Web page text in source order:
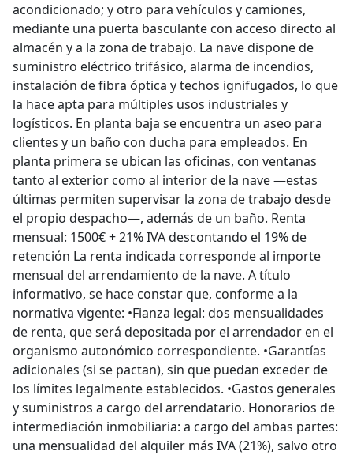
acondicionado; y otro para vehículos y camiones,
mediante una puerta basculante con acceso directo al
almacén y a la zona de trabajo. La nave dispone de
suministro eléctrico trifásico, alarma de incendios,
instalación de fibra óptica y techos ignifugados, lo que
la hace apta para múltiples usos industriales y
logísticos. En planta baja se encuentra un aseo para
clientes y un baño con ducha para empleados. En
planta primera se ubican las oficinas, con ventanas
tanto al exterior como al interior de la nave —estas
últimas permiten supervisar la zona de trabajo desde
el propio despacho—, además de un baño. Renta
mensual: 1500€ + 21% IVA descontando el 19% de
retención La renta indicada corresponde al importe
mensual del arrendamiento de la nave. A título
informativo, se hace constar que, conforme a la
normativa vigente: •Fianza legal: dos mensualidades
de renta, que será depositada por el arrendador en el
organismo autonómico correspondiente. •Garantías
adicionales (si se pactan), sin que puedan exceder de
los límites legalmente establecidos. •Gastos generales
y suministros a cargo del arrendatario. Honorarios de
intermediación inmobiliaria: a cargo del ambas partes:
una mensualidad del alquiler más IVA (21%), salvo otro